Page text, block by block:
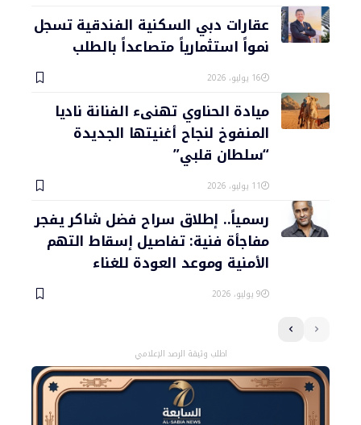
عقارات دبي السكنية الفندقية تسجل
نمواً استثمارياً متصاعداً بالطلب
16 يوليو، 2026
ميادة الحناوي تهنىء الفنانة ناديا
المنفوخ لنجاح أغنيتها الجديدة
“سلطان قلبي”
11 يوليو، 2026
رسمياً.. إطلاق سراح فضل شاكر يفجر
مفاجأة فنية: تفاصيل إسقاط التهم
الأمنية وموعد العودة للغناء
9 يوليو، 2026
اطلب وثيقة الرصد الإعلامي